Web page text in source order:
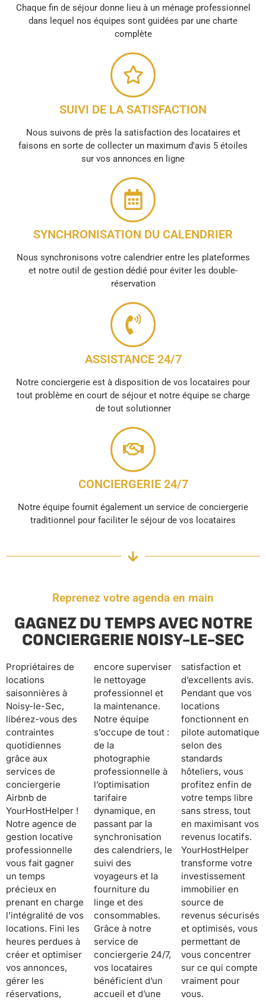
Chaque fin de séjour donne lieu à un ménage professionnel
dans lequel nos équipes sont guidées par une charte
complète
SUIVI DE LA SATISFACTION
Nous suivons de près la satisfaction des locataires et
faisons en sorte de collecter un maximum d'avis 5 étoiles
sur vos annonces en ligne
SYNCHRONISATION DU CALENDRIER
Nous synchronisons votre calendrier entre les plateformes
et notre outil de gestion dédié pour éviter les double-
réservation
ASSISTANCE 24/7
Notre conciergerie est à disposition de vos locataires pour
tout problème en court de séjour et notre équipe se charge
de tout solutionner
CONCIERGERIE 24/7
Notre équipe fournit également un service de conciergerie
traditionnel pour faciliter le séjour de vos locataires
Reprenez votre agenda en main
GAGNEZ DU TEMPS AVEC NOTRE
CONCIERGERIE NOISY-LE-SEC
Propriétaires de
locations
saisonnières à
Noisy-le-Sec,
libérez-vous des
contraintes
quotidiennes
grâce aux
services de
conciergerie
Airbnb de
YourHostHelper !
Notre agence de
gestion locative
professionnelle
vous fait gagner
un temps
précieux en
prenant en charge
l’intégralité de vos
locations. Fini les
heures perdues à
créer et optimiser
vos annonces,
gérer les
réservations,
encore superviser
le nettoyage
professionnel et
la maintenance.
Notre équipe
s’occupe de tout :
de la
photographie
professionnelle à
l’optimisation
tarifaire
dynamique, en
passant par la
synchronisation
des calendriers, le
suivi des
voyageurs et la
fourniture du
linge et des
consommables.
Grâce à notre
service de
conciergerie 24/7,
vos locataires
bénéficient d’un
accueil et d’une
satisfaction et
d’excellents avis.
Pendant que vos
locations
fonctionnent en
pilote automatique
selon des
standards
hôteliers, vous
profitez enfin de
votre temps libre
sans stress, tout
en maximisant vos
revenus locatifs.
YourHostHelper
transforme votre
investissement
immobilier en
source de
revenus sécurisés
et optimisés, vous
permettant de
vous concentrer
sur ce qui compte
vraiment pour
vous.